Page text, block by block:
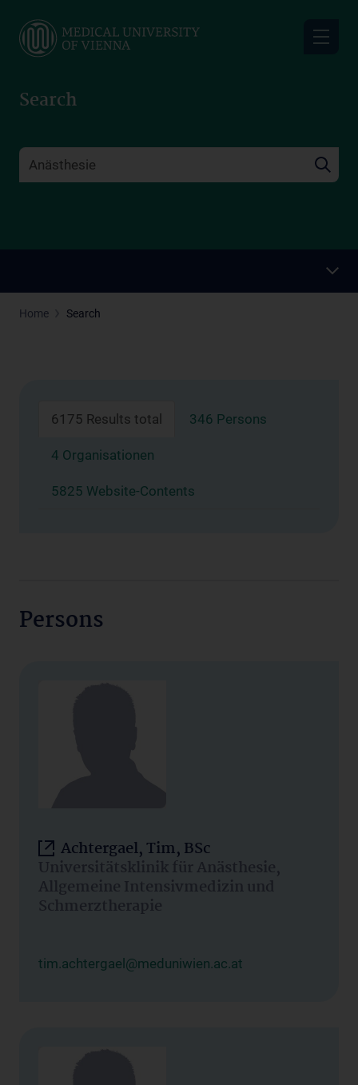
main
Search
Home Search
6175 Results total 346 Persons
4 Organisationen
5825 Website-Contents
Persons
Achtergael, Tim, BSc
Universitätsklinik für Anästhesie,
Allgemeine Intensivmedizin und
Schmerztherapie
tim.achtergael@meduniwien.ac.at